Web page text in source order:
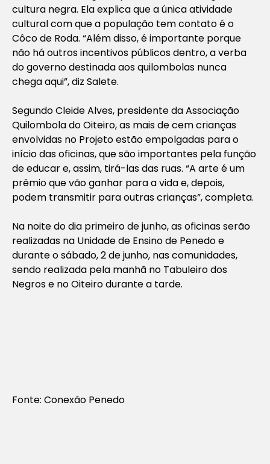
cultura negra. Ela explica que a única atividade
cultural com que a população tem contato é o
Côco de Roda. “Além disso, é importante porque
não há outros incentivos públicos dentro, a verba
do governo destinada aos quilombolas nunca
chega aqui”, diz Salete.
Segundo Cleide Alves, presidente da Associação
Quilombola do Oiteiro, as mais de cem crianças
envolvidas no Projeto estão empolgadas para o
início das oficinas, que são importantes pela função
de educar e, assim, tirá-las das ruas. “A arte é um
prêmio que vão ganhar para a vida e, depois,
podem transmitir para outras crianças”, completa.
Na noite do dia primeiro de junho, as oficinas serão
realizadas na Unidade de Ensino de Penedo e
durante o sábado, 2 de junho, nas comunidades,
sendo realizada pela manhã no Tabuleiro dos
Negros e no Oiteiro durante a tarde.
Fonte: Conexão Penedo